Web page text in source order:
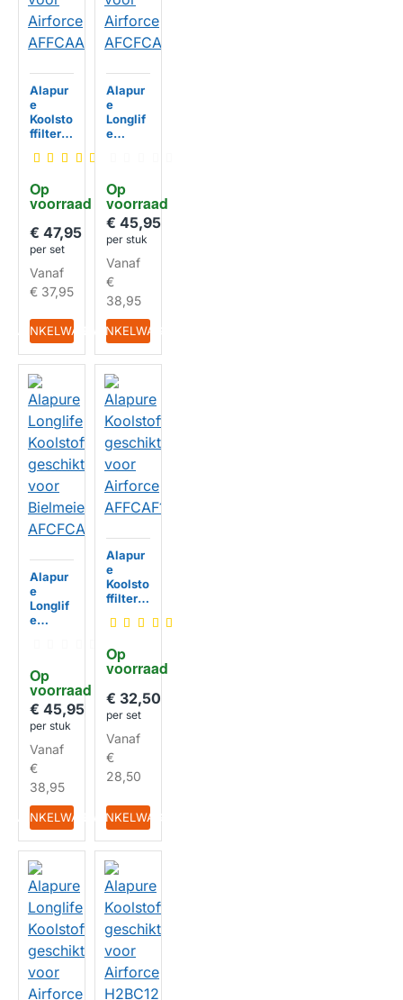
Op
voorraad
Alapur
e
Koolsto
ffilter
e
kt voor
Airforc
AFFCA
ASPI
€ 47,95
per set
Vanaf
€ 37,95
IN WINKELWAGEN
HUISMERK
Op
voorraad
Alapur
e
Longlif
e
kt voor
Airforc
e
AFCFC
AF97C
SLL
€ 45,95
per stuk
Vanaf
€
38,95
IN WINKELWAGEN
HUISMERK
Op
voorraad
Alapur
e
Longlif
e
kt voor
Bielmei
er
AFCFC
AF97C
SLL
€ 45,95
per stuk
Vanaf
€
38,95
IN WINKELWAGEN
HUISMERK
Op
voorraad
Alapur
e
Koolsto
ffilter
kt voor
e
AFFCA
M
€ 32,50
per set
Vanaf
€
28,50
IN WINKELWAGEN